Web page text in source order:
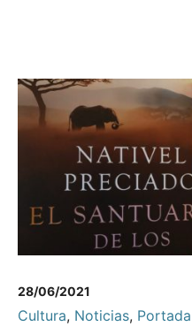
28/06/2021
Cultura, Noticias, Portada